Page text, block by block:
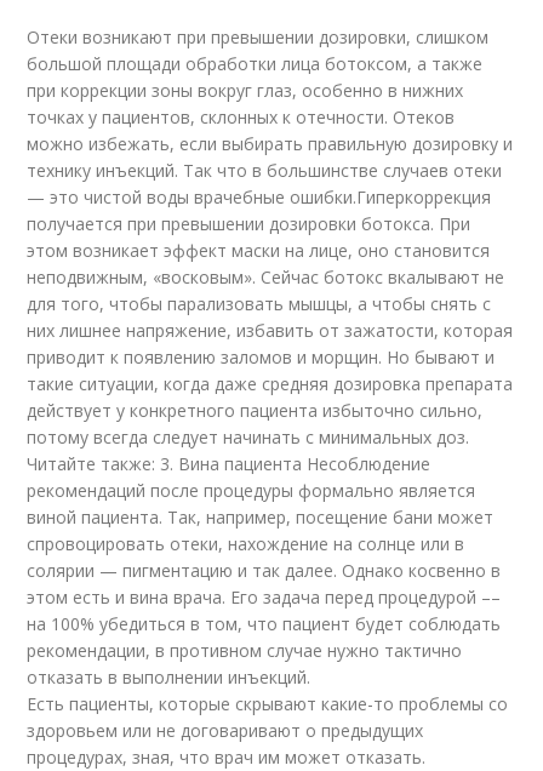
Отеки возникают при превышении дозировки, слишком
большой площади обработки лица ботоксом, а также
при коррекции зоны вокруг глаз, особенно в нижних
точках у пациентов, склонных к отечности. Отеков
можно избежать, если выбирать правильную дозировку и
технику инъекций. Так что в большинстве случаев отеки
— это чистой воды врачебные ошибки.Гиперкоррекция
получается при превышении дозировки ботокса. При
этом возникает эффект маски на лице, оно становится
неподвижным, «восковым». Сейчас ботокс вкалывают не
для того, чтобы парализовать мышцы, а чтобы снять с
них лишнее напряжение, избавить от зажатости, которая
приводит к появлению заломов и морщин. Но бывают и
такие ситуации, когда даже средняя дозировка препарата
действует у конкретного пациента избыточно сильно,
потому всегда следует начинать с минимальных доз.
Читайте также: 3. Вина пациента Несоблюдение
рекомендаций после процедуры формально является
виной пациента. Так, например, посещение бани может
спровоцировать отеки, нахождение на солнце или в
солярии — пигментацию и так далее. Однако косвенно в
этом есть и вина врача. Его задача перед процедурой ––
на 100% убедиться в том, что пациент будет соблюдать
рекомендации, в противном случае нужно тактично
отказать в выполнении инъекций.
Есть пациенты, которые скрывают какие-то проблемы со
здоровьем или не договаривают о предыдущих
процедурах, зная, что врач им может отказать.